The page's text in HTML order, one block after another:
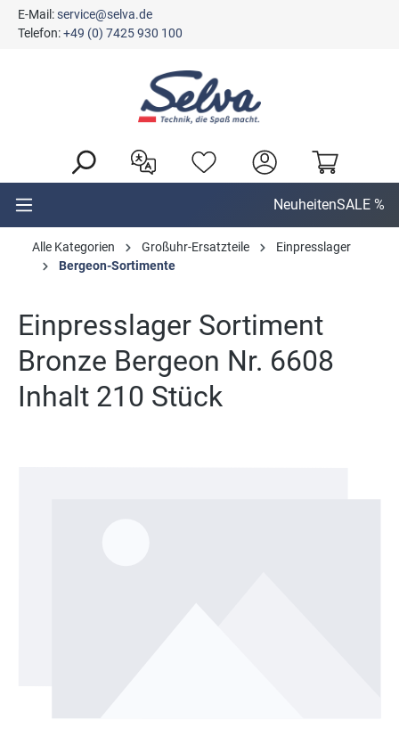
springen
E-Mail:service@selva.de
Telefon:+49 (0) 7425 930 100
NeuheitenSALE %
Alle Kategorien Großuhr-Ersatzteile
Einpresslager
Bergeon-Sortimente
Einpresslager Sortiment
Bronze Bergeon Nr. 6608
Inhalt 210 Stück